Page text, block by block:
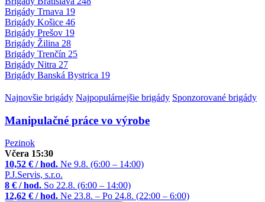
Brigády Trnava 19
Brigády Košice 46
Brigády Prešov 19
Brigády Žilina 28
Brigády Trenčín 25
Brigády Nitra 27
Brigády Banská Bystrica 19
Najnovšie brigády Najpopulárnejšie brigády Sponzorované brigády
Manipulačné práce vo výrobe
Pezinok
Včera 15:30
10,52 € / hod. Ne 9.8. (6:00 – 14:00)
P.J.Servis, s.r.o.
8 € / hod. So 22.8. (6:00 – 14:00)
12,62 € / hod. Ne 23.8. – Po 24.8. (22:00 – 6:00)